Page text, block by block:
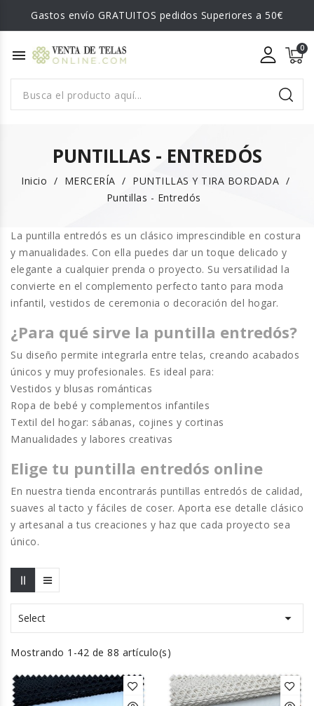
Gastos envío GRATUITOS pedidos Superiores a 50€
menu
PUNTILLAS - ENTREDÓS
Inicio MERCERÍA
PUNTILLAS Y TIRA BORDADA
Puntillas - Entredós
La puntilla entredós es un clásico imprescindible en costura
y manualidades. Con ella puedes dar un toque delicado y
elegante a cualquier prenda o proyecto. Su versatilidad la
convierte en el complemento perfecto tanto para moda
infantil, vestidos de ceremonia o decoración del hogar.
¿Para qué sirve la puntilla entredós?
Su diseño permite integrarla entre telas, creando acabados
únicos y muy profesionales. Es ideal para:
Vestidos y blusas románticas
Ropa de bebé y complementos infantiles
Textil del hogar: sábanas, cojines y cortinas
Manualidades y labores creativas
Elige tu puntilla entredós online
En nuestra tienda encontrarás puntillas entredós de calidad,
suaves al tacto y fáciles de coser. Aporta ese detalle clásico
y artesanal a tus creaciones y haz que cada proyecto sea
único.
Select 
Mostrando 1-42 de 88 artículo(s)